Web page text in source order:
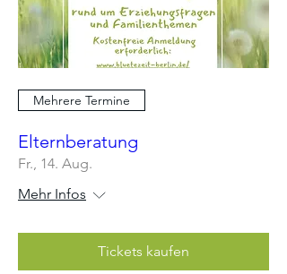
Mehrere Termine
Elternberatung
Fr., 14. Aug.
Mehr Infos
Tickets kaufen